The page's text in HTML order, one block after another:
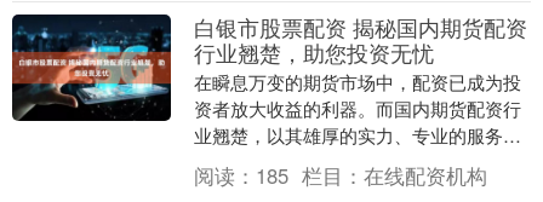
白银市股票配资 揭秘国内期货配资
行业翘楚，助您投资无忧
在瞬息万变的期货市场中，配资已成为投
资者放大收益的利器。而国内期货配资行
业翘楚，以其雄厚的实力、专业的服务和
完善的风控体系，为投资者提供安全可靠
的配资服务，助您....
阅读： 185 栏目： 在线配资机构